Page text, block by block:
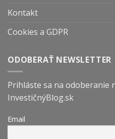
Kontakt
Cookies a GDPR
ODOBERAŤ NEWSLETTER
Prihláste sa na odoberanie
InvestičnýBlog.sk
Email